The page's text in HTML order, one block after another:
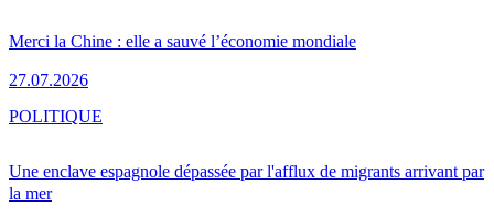
Merci la Chine : elle a sauvé l’économie mondiale
27.07.2026
Une enclave espagnole dépassée par l'afflux de migrants arrivant par
la mer
POLITIQUE